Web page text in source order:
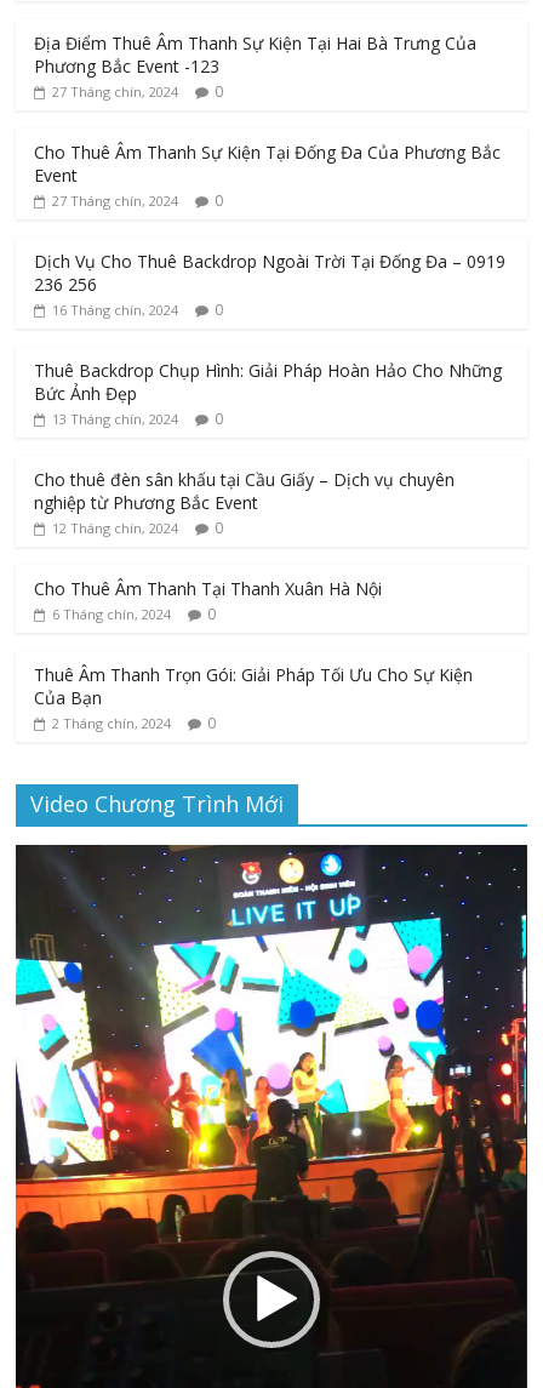
Địa Điểm Thuê Âm Thanh Sự Kiện Tại Hai Bà Trưng Của
Phương Bắc Event -123
27 Tháng chín, 2024 0
Cho Thuê Âm Thanh Sự Kiện Tại Đống Đa Của Phương Bắc
Event
27 Tháng chín, 2024 0
Dịch Vụ Cho Thuê Backdrop Ngoài Trời Tại Đống Đa – 0919
236 256
16 Tháng chín, 2024 0
Thuê Backdrop Chụp Hình: Giải Pháp Hoàn Hảo Cho Những
Bức Ảnh Đẹp
13 Tháng chín, 2024 0
Cho thuê đèn sân khấu tại Cầu Giấy – Dịch vụ chuyên
nghiệp từ Phương Bắc Event
12 Tháng chín, 2024 0
Cho Thuê Âm Thanh Tại Thanh Xuân Hà Nội
6 Tháng chín, 2024 0
Thuê Âm Thanh Trọn Gói: Giải Pháp Tối Ưu Cho Sự Kiện
Của Bạn
2 Tháng chín, 2024 0
Video Chương Trình Mới